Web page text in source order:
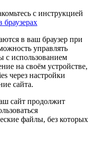
с инструкцией
в ваш браузер при
управлять
с использованием
на своём устройстве,
через настройки
сайта.
сайт продолжит
файлы, без которых